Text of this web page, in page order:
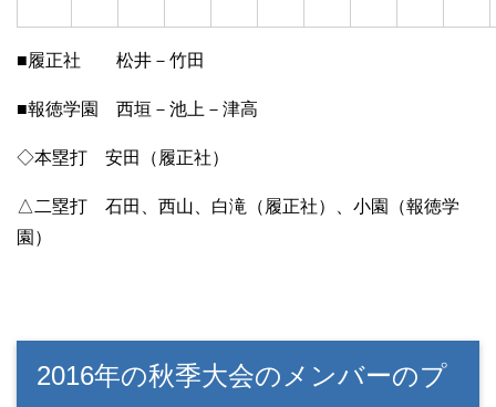
■履正社 松井－竹田
■報徳学園 西垣－池上－津高
◇本塁打 安田（履正社）
△二塁打 石田、西山、白滝（履正社）、小園（報徳学
園）
2016年の秋季大会のメンバーのプ